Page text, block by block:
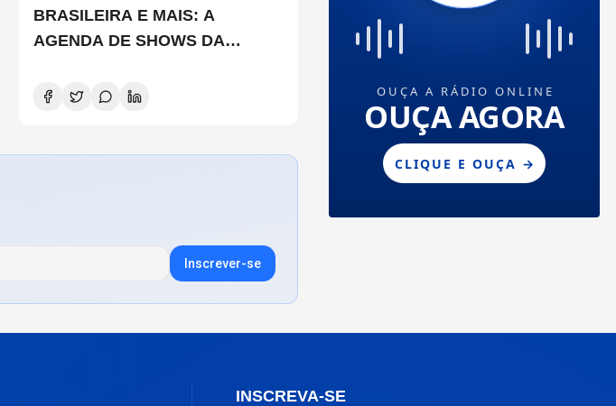
BRASILEIRA E MAIS: A
AGENDA DE SHOWS DA
Inscrever-se
INSCREVA-SE